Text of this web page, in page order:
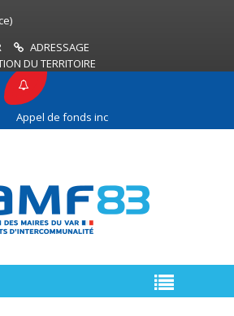
ADRESSAGE
DU TERRITOIRE
de fonds incendies de forêt